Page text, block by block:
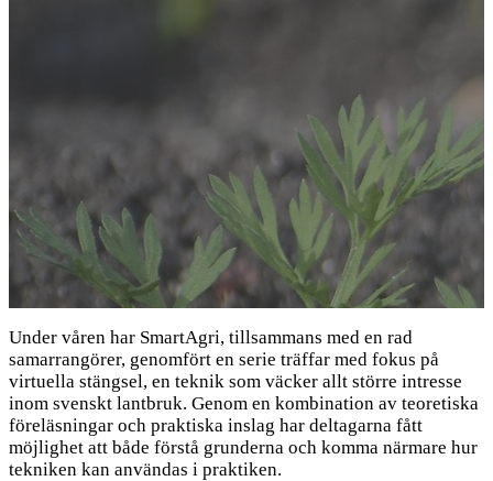
Under våren har SmartAgri, tillsammans med en rad
samarrangörer, genomfört en serie träffar med fokus på
virtuella stängsel, en teknik som väcker allt större intresse
inom svenskt lantbruk. Genom en kombination av teoretiska
föreläsningar och praktiska inslag har deltagarna fått
möjlighet att både förstå grunderna och komma närmare hur
tekniken kan användas i praktiken.